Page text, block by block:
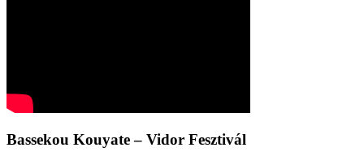
Bassekou Kouyate – Vidor Fesztivál